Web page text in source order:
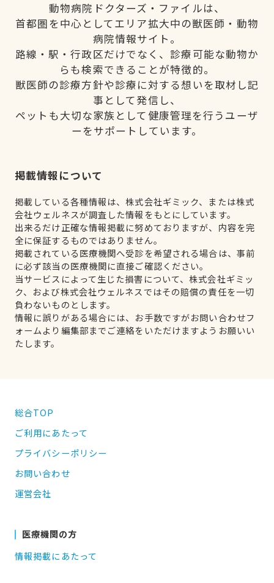
動物病院ドクターズ・ファイルは、
首都圏を中心としてエリア拡大中の獣医師・動物
病院情報サイト。
路線・駅・行政区だけでなく、診療可能な動物か
らも検索できることが特徴的。
獣医師の診療方針や診療に対する想いを取材し記
事として発信し、
ペットも大切な家族として健康管理を行うユーザ
ーをサポートしています。
掲載情報について
掲載している各種情報は、株式会社ギミック、または株式
会社ウェルネスが調査した情報をもとにしています。
出来るだけ正確な情報掲載に努めておりますが、内容を完
全に保証するものではありません。
掲載されている医療機関へ受診を希望される場合は、事前
に必ず該当の医療機関に直接ご確認ください。
当サービスによって生じた損害について、株式会社ギミッ
ク、および株式会社ウェルネスではその賠償の責任を一切
負わないものとします。
情報に誤りがある場合には、お手数ですがお問い合わせフ
ォームより編集部までご連絡をいただけますようお願いい
たします。
総合TOP
ご利用にあたって
プライバシーポリシー
お問い合わせ
運営会社
医療機関の方
情報掲載にあたって